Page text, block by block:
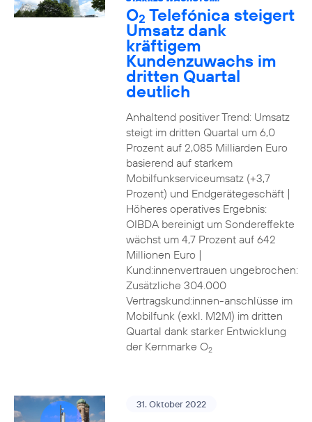
O2 Telefónica steigert
Umsatz dank
kräftigem
Kundenzuwachs im
dritten Quartal
deutlich
Anhaltend positiver Trend: Umsatz
steigt im dritten Quartal um 6,0
Prozent auf 2,085 Milliarden Euro
basierend auf starkem
Mobilfunkserviceumsatz (+3,7
Prozent) und Endgerätegeschäft |
Höheres operatives Ergebnis:
OIBDA bereinigt um Sondereffekte
wächst um 4,7 Prozent auf 642
Millionen Euro |
Kund:innenvertrauen ungebrochen:
Zusätzliche 304.000
Vertragskund:innen-anschlüsse im
Mobilfunk (exkl. M2M) im dritten
Quartal dank starker Entwicklung
der Kernmarke O2
31. Oktober 2022